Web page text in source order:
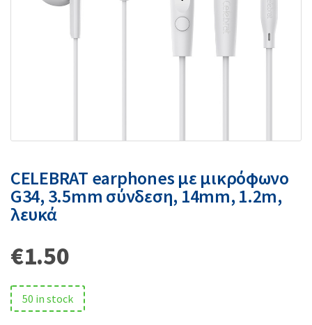
CELEBRAT earphones με μικρόφωνο
G34, 3.5mm σύνδεση, 14mm, 1.2m,
λευκά
€1.50
50 in stock